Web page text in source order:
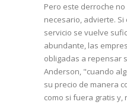
Pero este derroche
necesario, advierte.
servicio se vuelve
abundante, las
obligadas a repensar
Anderson, "cuando
su precio de manera
como si fuera gratis y,